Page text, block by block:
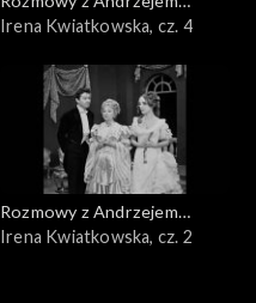
Doboszem
Irena Kwiatkowska, cz. 4
Rozmowy z Andrzejem
Doboszem
Irena Kwiatkowska, cz. 2